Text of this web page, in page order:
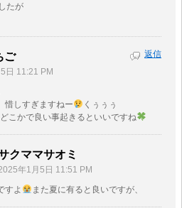
たが
ご
日 11:21 PM
しすぎますねー
くぅぅぅ
こかで良い事起きるといいですね
返信
クママサオミ
年1月5日 11:51 PM
すよ
また夏に有ると良いですが、